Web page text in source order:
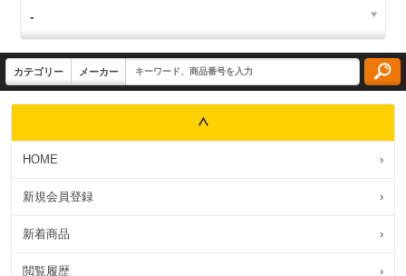
HOME ›
新規会員登録 ›
新着商品 ›
閲覧履歴 ›